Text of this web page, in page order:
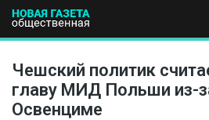
ПОЛИТИКА
Чешский политик
главу МИД Польши из-
Освенциме